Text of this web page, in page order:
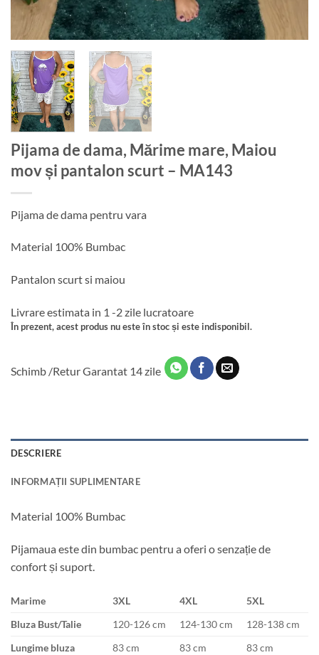
Pijama de dama, Mărime mare, Maiou
mov și pantalon scurt – MA143
Pijama de dama pentru vara
Material 100% Bumbac
Pantalon scurt si maiou
Livrare estimata in 1 -2 zile lucratoare
În prezent, acest produs nu este în stoc și este indisponibil.
Schimb /Retur Garantat 14 zile
DESCRIERE
INFORMAȚII SUPLIMENTARE
Material 100% Bumbac
Pijamaua este din bumbac pentru a oferi o senzație de
confort și suport.
Marime 3XL 4XL
5XL
Bluza Bust/Talie
120-126 cm 124-130 cm
128-138 cm
Lungime bluza
83 cm 83 cm
83 cm